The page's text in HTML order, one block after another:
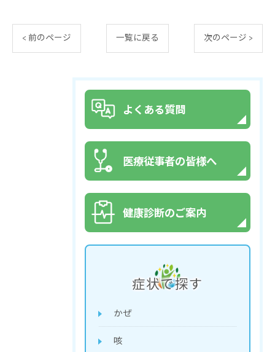
< 前のページ 一覧に戻る 次のページ >
よくある質問
医療従事者の皆様へ
健康診断のご案内
症状で探す
かぜ
咳